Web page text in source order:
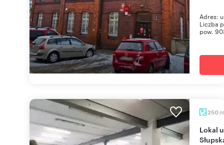
Adres:
Liczba
pow.
250 m
Lokal usługowo-handlowy 261 m² w centrum